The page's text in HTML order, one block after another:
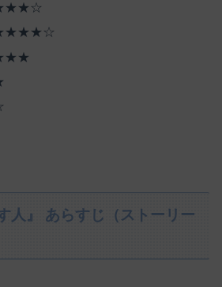
★★★★☆
人』 あらすじ（ストーリー